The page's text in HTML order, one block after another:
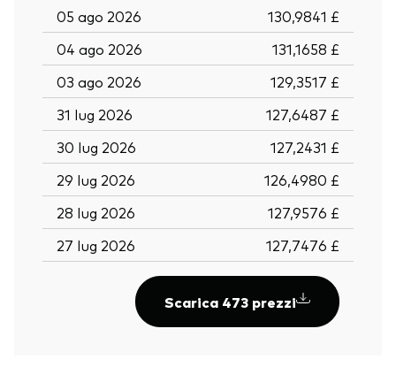
05 ago 2026
130,9841 £
04 ago 2026
131,1658 £
03 ago 2026
129,3517 £
31 lug 2026
127,6487 £
30 lug 2026
127,2431 £
29 lug 2026
126,4980 £
28 lug 2026
127,9576 £
27 lug 2026
127,7476 £
Scarica 473 prezzi